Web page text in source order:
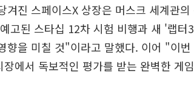
겨진 스페이스X 상장은 머스크 세계관
고된 스타십 12차 시험 비행과 새 '랩
향을 미칠 것"이라고 말했다. 이어 "이
장에서 독보적인 평가를 받는 완벽한 게